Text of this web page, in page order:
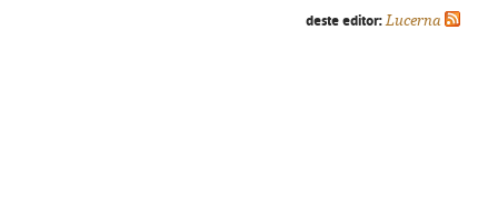
deste editor: Lucerna